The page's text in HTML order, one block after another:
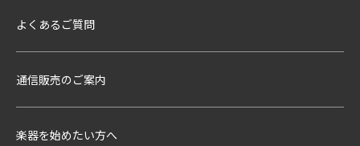
よくあるご質問
通信販売のご案内
楽器を始めたい方へ